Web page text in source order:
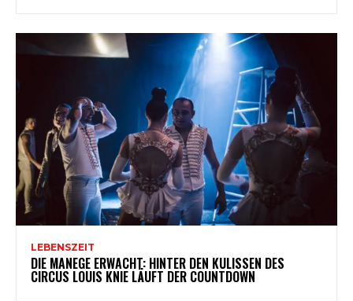
LEBENSZEIT
DIE MANEGE ERWACHT: HINTER DEN KULISSEN DES
CIRCUS LOUIS KNIE LÄUFT DER COUNTDOWN